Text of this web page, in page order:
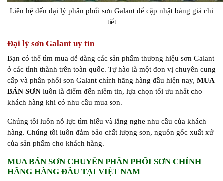
Liên hệ đến đại lý phân phối sơn Galant để cập nhật bảng giá chi
tiết
Đại lý sơn Galant uy tín
Bạn có thể tìm mua dễ dàng các sản phẩm thương hiệu sơn Galant
ở các tỉnh thành trên toàn quốc. Tự hào là một đơn vị chuyên cung
cấp và phân phối sơn Galant chính hãng hàng đầu hiện nay, MUA
BÁN SƠN luôn là điểm đến niềm tin, lựa chọn tối ưu nhất cho
khách hàng khi có nhu cầu mua sơn.
Chúng tôi luôn nỗ lực tìm hiểu và lắng nghe nhu cầu của khách
hàng. Chúng tôi luôn đảm bảo chất lượng sơn, nguồn gốc xuất xứ
của sản phẩm cho khách hàng.
MUA BÁN SƠN CHUYÊN PHÂN PHỐI SƠN CHÍNH
HÃNG HÀNG ĐẦU TẠI VIỆT NAM